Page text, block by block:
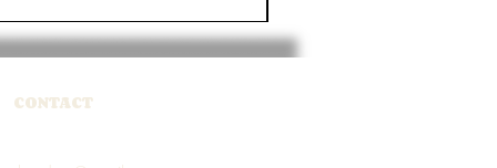
CONTACT